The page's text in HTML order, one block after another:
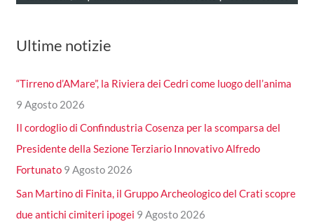
Ultime notizie
“Tirreno d’AMare”, la Riviera dei Cedri come luogo dell’anima
9 Agosto 2026
Il cordoglio di Confindustria Cosenza per la scomparsa del
Presidente della Sezione Terziario Innovativo Alfredo
Fortunato 9 Agosto 2026
San Martino di Finita, il Gruppo Archeologico del Crati scopre
due antichi cimiteri ipogei 9 Agosto 2026